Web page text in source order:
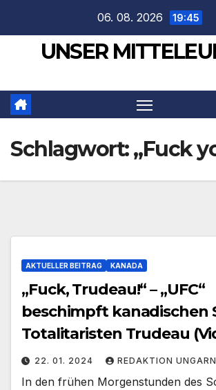
springen
06. 08. 2026 19:45
UNSER
Schlagwort:„Fuck
AKTUELLER BEITRAG KANADA
„Fuck, Trudeau!“ – „UFC“
beschimpft kanadischen
Totalitaristen Trudeau
22. 01. 2024 REDAKTION UNGARN
In den frühen Morgenstunden des